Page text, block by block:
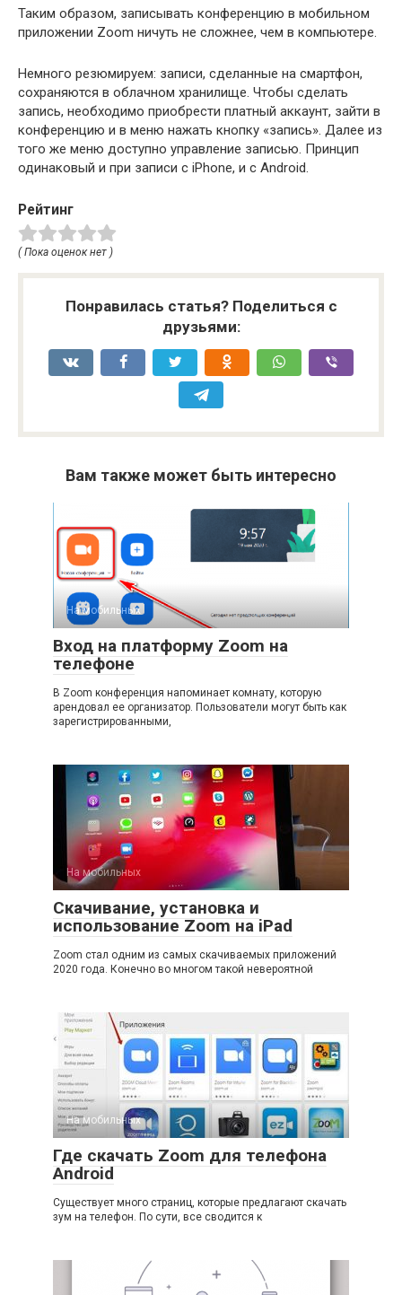
Таким образом, записывать конференцию в мобильном
приложении Zoom ничуть не сложнее, чем в компьютере.
Немного резюмируем: записи, сделанные на смартфон,
сохраняются в облачном хранилище. Чтобы сделать
запись, необходимо приобрести платный аккаунт, зайти в
конференцию и в меню нажать кнопку «запись». Далее из
того же меню доступно управление записью. Принцип
одинаковый и при записи с iPhone, и с Android.
Рейтинг
( Пока оценок нет )
Понравилась статья? Поделиться с
друзьями:
Вам также может быть интересно
На мобильных
Вход на платформу Zoom на
телефоне
В Zoom конференция напоминает комнату, которую
арендовал ее организатор. Пользователи могут быть как
зарегистрированными,
На мобильных
Скачивание, установка и
использование Zoom на iPad
Zoom стал одним из самых скачиваемых приложений
2020 года. Конечно во многом такой невероятной
На мобильных
Где скачать Zoom для телефона
Android
Существует много страниц, которые предлагают скачать
зум на телефон. По сути, все сводится к